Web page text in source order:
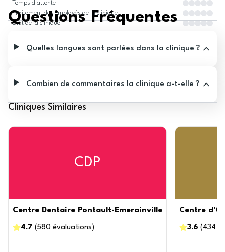
Temps d'attente
Traitement des employés de la clinique
État de la clinique
Questions Fréquentes
Quelles langues sont parlées dans la clinique ?
Combien de commentaires la clinique a-t-elle ?
Cliniques Similaires
CDP
Centre Dentaire Pontault-Emerainville
4.7 (580 évaluations )
Centre
3.6 ( 434